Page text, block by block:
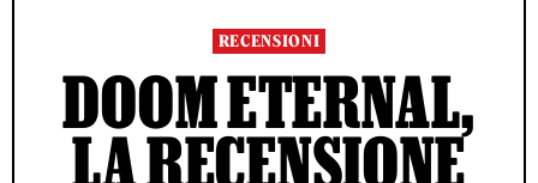
RECENSIONI
DOOM ETERNAL,
LA RECENSIONE